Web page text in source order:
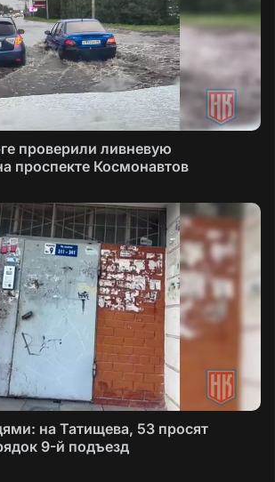
проверили ливневую
проспекте Космонавтов
на Татищева, 53 просят
9-й подъезд